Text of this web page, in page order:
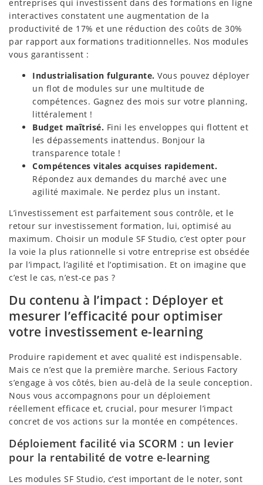
entreprises qui investissent dans des formations en ligne
interactives constatent une augmentation de la
productivité de 17% et une réduction des coûts de 30%
par rapport aux formations traditionnelles. Nos modules
vous garantissent :
Industrialisation fulgurante. Vous pouvez déployer
un flot de modules sur une multitude de
compétences. Gagnez des mois sur votre planning,
littéralement !
Budget maîtrisé. Fini les enveloppes qui flottent et
les dépassements inattendus. Bonjour la
transparence totale !
Compétences vitales acquises rapidement.
Répondez aux demandes du marché avec une
agilité maximale. Ne perdez plus un instant.
L’investissement est parfaitement sous contrôle, et le
retour sur investissement formation, lui, optimisé au
maximum. Choisir un module SF Studio, c’est opter pour
la voie la plus rationnelle si votre entreprise est obsédée
par l’impact, l’agilité et l’optimisation. Et on imagine que
c’est le cas, n’est-ce pas ?
Du contenu à l’impact : Déployer et
mesurer l’efficacité pour optimiser
votre investissement e-learning
Produire rapidement et avec qualité est indispensable.
Mais ce n’est que la première marche. Serious Factory
s’engage à vos côtés, bien au-delà de la seule conception.
Nous vous accompagnons pour un déploiement
réellement efficace et, crucial, pour mesurer l’impact
concret de vos actions sur la montée en compétences.
Déploiement facilité via SCORM : un levier
pour la rentabilité de votre e-learning
Les modules SF Studio, c’est important de le noter, sont